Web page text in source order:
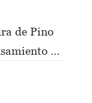
de Pino
de